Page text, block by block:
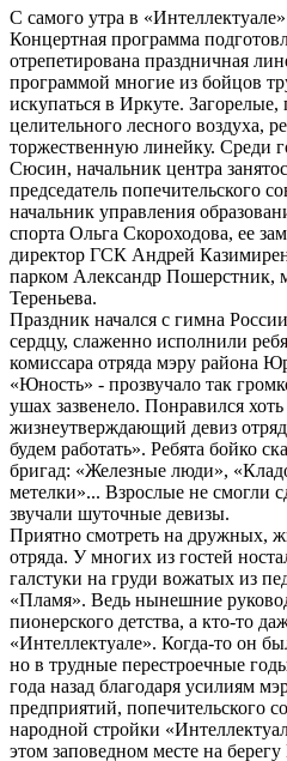
С самого утра в
Концертная программа
отрепетирована праздничная
программой многие из бойцов
искупаться в Иркуте.
целительного лесного воздуха,
торжественную линейку. Среди
Сюсин, начальник центра
председатель попечительского
начальник управления
спорта Ольга Скороходова, ее
директор ГСК Андрей
парком Александр Пошерстник,
Тереньева.
Праздник начался с гимна
сердцу, слаженно исполнили
комиссара отряда мэру района
«Юность» - прозвучало так
ушах зазвенело. Понравился
жизнеутверждающий девиз
будем работать». Ребята бойко
бригад: «Железные люди»,
метелки»... Взрослые не смогли
звучали шуточные девизы.
Приятно смотреть на дружных,
отряда. У многих из гостей
галстуки на груди вожатых из
«Пламя». Ведь нынешние
пионерского детства, а кто-то
«Интеллектуале». Когда-то он
но в трудные перестроечные
года назад благодаря усилиям
предприятий, попечительского
народной стройки
этом заповедном месте на